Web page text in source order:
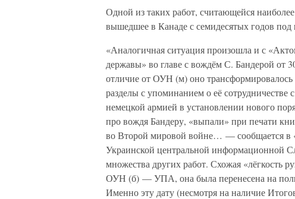
Одной из таких работ, считающейся
вышедшее в Канаде с семидесятых годов
«Аналогичная ситуация произошла и с
державы» во главе с вождём С. Бандерой
отличие от ОУН (м) оно
разделы с упоминанием о её
немецкой армией в установлении нового
про вождя Бандеру, «выпали» при печати
во Второй мировой войне… — сообщается
Украинской центральной информационной
множества других работ. Схожая «лёгкость
ОУН (б) — УПА, она была перенесена на
Именно эту дату (несмотря на наличие